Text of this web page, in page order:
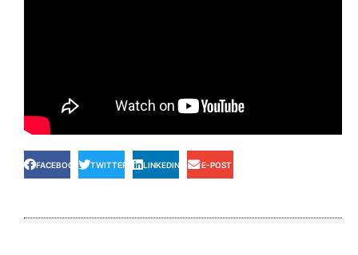
FACEBOOK TWITTER LINKEDIN E-POST